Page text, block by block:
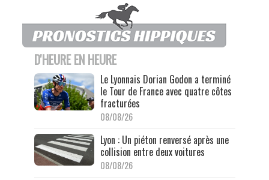
D'HEURE EN HEURE
Le Lyonnais Dorian Godon a terminé
le Tour de France avec quatre côtes
fracturées
08/08/26
Lyon : Un piéton renversé après une
collision entre deux voitures
08/08/26